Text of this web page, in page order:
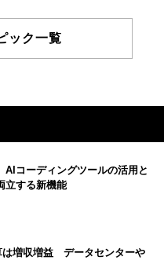
ック一覧
AIコーディングツールの活用と
立する新機能
は増収増益 データセンターや